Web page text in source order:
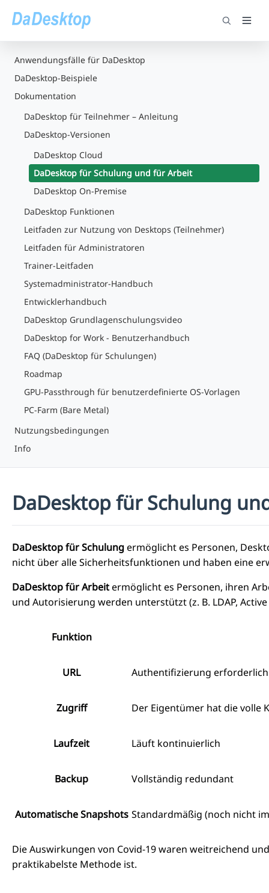
Anwendungsfälle für DaDesktop
DaDesktop-Beispiele
Dokumentation
DaDesktop für Teilnehmer – Anleitung
DaDesktop-Versionen
DaDesktop Cloud
DaDesktop für Schulung und für Arbeit
DaDesktop On-Premise
DaDesktop Funktionen
Leitfaden zur Nutzung von Desktops (Teilnehmer)
Leitfaden für Administratoren
Trainer-Leitfaden
Systemadministrator-Handbuch
Entwicklerhandbuch
DaDesktop Grundlagenschulungsvideo
DaDesktop for Work - Benutzerhandbuch
FAQ (DaDesktop für Schulungen)
Roadmap
GPU-Passthrough für benutzerdefinierte OS-Vorlagen
PC-Farm (Bare Metal)
Nutzungsbedingungen
Info
DaDesktop für Schulung
DaDesktop für Schulungermöglicht es Personen,
nicht über alle Sicherheitsfunktionen und haben eine
DaDesktop für Arbeitermöglicht es Personen, ihren
und Autorisierung werden unterstützt (z. B. LDAP,
Funktion
URL Authentifizierung erforderlich
Zugriff Der Eigentümer hat die volle
Laufzeit Läuft kontinuierlich
Backup Vollständig redundant
Automatische Snapshots Standardmäßig (noch nicht
Die Auswirkungen von Covid-19 waren weitreichend
praktikabelste Methode ist.